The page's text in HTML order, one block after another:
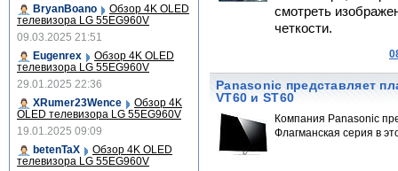
смотреть
четкости.
Panasonic представляет
VT60 и ST60
Компания Panasonic
Флагманская серия в
BryanBoano
Обзор 4K OLED
телевизора LG 55EG960V
09.03.2025 21:51
Eugenrex
Обзор 4K OLED
телевизора LG 55EG960V
29.01.2025 22:36
XRumer23Wence
Обзор 4K
OLED телевизора LG 55EG960V
19.01.2025 09:09
betenTaX
Обзор 4K OLED
телевизора LG 55EG960V